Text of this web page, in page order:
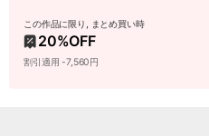
この作品に限り, まとめ買い時
20%OFF
割引適用 -7,560円